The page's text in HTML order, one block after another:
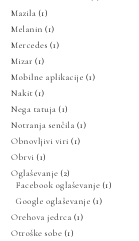
Mazila (1)
Melanin (1)
Mercedes (1)
Mizar (1)
Mobilne aplikacije (1)
Nakit (1)
Nega tatuja (1)
Notranja senčila (1)
Obnovljivi viri (1)
Obrvi (1)
Oglaševanje (2)
Facebook oglaševanje (1)
Google oglaševanje (1)
Orehova jedrca (1)
Otroške sobe (1)